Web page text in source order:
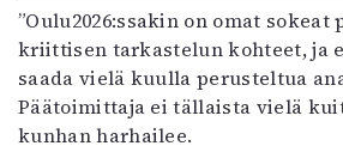
”Oulu2026:ssakin on omat sokeat
kriittisen tarkastelun kohteet, ja
saada vielä kuulla perusteltua
Päätoimittaja ei tällaista vielä
kunhan harhailee.